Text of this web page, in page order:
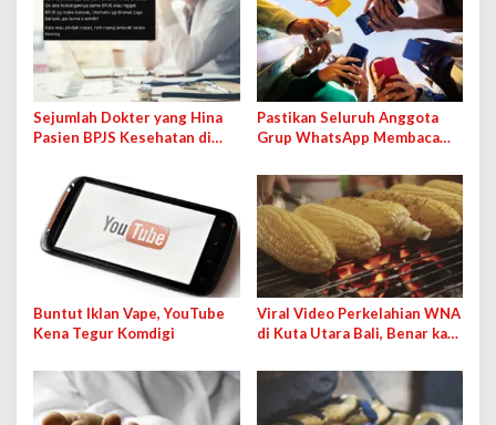
Sejumlah Dokter yang Hina
Pasien BPJS Kesehatan di
Pastikan Seluruh Anggota
Grup WhatsApp Membaca
Buntut Iklan Vape, YouTube
Kena Tegur Komdigi
Viral Video Perkelahian WNA
di Kuta Utara Bali, Benar kah